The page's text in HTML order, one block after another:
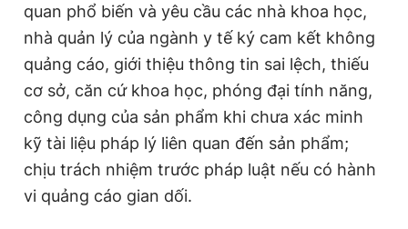
quan phổ biến và yêu cầu các nhà khoa học,
nhà quản lý của ngành y tế ký cam kết không
quảng cáo, giới thiệu thông tin sai lệch, thiếu
cơ sở, căn cứ khoa học, phóng đại tính năng,
công dụng của sản phẩm khi chưa xác minh
kỹ tài liệu pháp lý liên quan đến sản phẩm;
chịu trách nhiệm trước pháp luật nếu có hành
vi quảng cáo gian dối.